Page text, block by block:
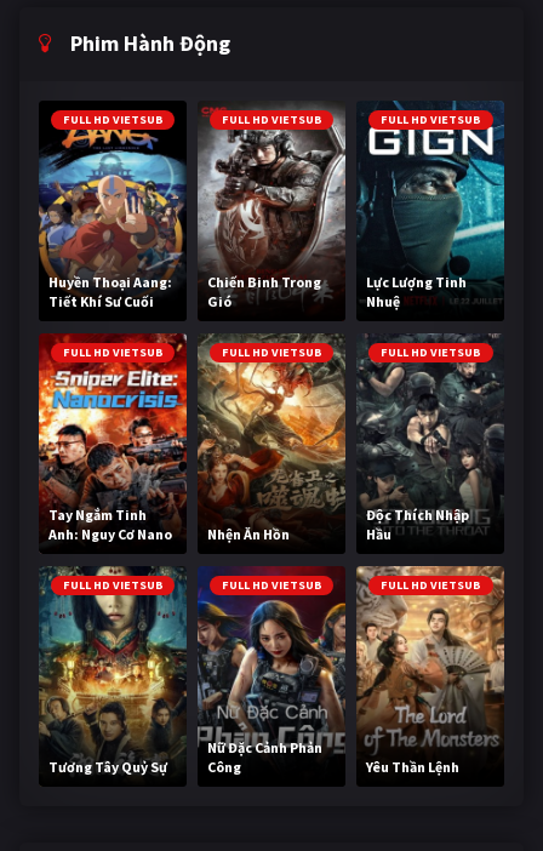
Phim Hành Động
FULL HD VIETSUB
Huyền Thoại Aang:
Tiết Khí Sư Cuối
Cùng
FULL HD VIETSUB
Chiến Binh Trong
Gió
FULL HD VIETSUB
Lực Lượng Tinh
Nhuệ
FULL HD VIETSUB
Tay Ngắm Tinh
Anh: Nguy Cơ Nano
FULL HD VIETSUB
Nhện Ăn Hồn
FULL HD VIETSUB
Độc Thích Nhập
Hầu
FULL HD VIETSUB
Tương Tây Quỷ Sự
FULL HD VIETSUB
Nữ Đặc Cảnh Phản
Công
FULL HD VIETSUB
Yêu Thần Lệnh